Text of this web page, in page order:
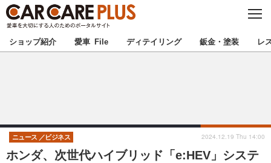
C
S
E
★カーケアプラス認定★ 厳選プロショップを地域から探す
甲信越 北陸
東海 関西
ショップ紹介 愛車 File ディテイリング 鈑金・塗装 レ
ホンダ、次世代ハイブリッド「e:HEV」システ
ニュース ビジネス 2024.12.19 Thu 14:00